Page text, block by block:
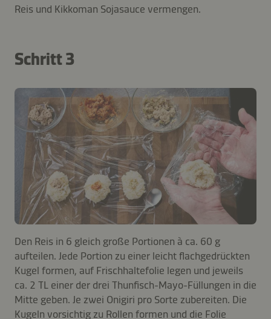
Reis und Kikkoman Sojasauce vermengen.
Schritt 3
Den Reis in 6 gleich große Portionen à ca. 60 g
aufteilen. Jede Portion zu einer leicht flachgedrückten
Kugel formen, auf Frischhaltefolie legen und jeweils
ca. 2 TL einer der drei Thunfisch-Mayo-Füllungen in die
Mitte geben. Je zwei Onigiri pro Sorte zubereiten. Die
Kugeln vorsichtig zu Rollen formen und die Folie